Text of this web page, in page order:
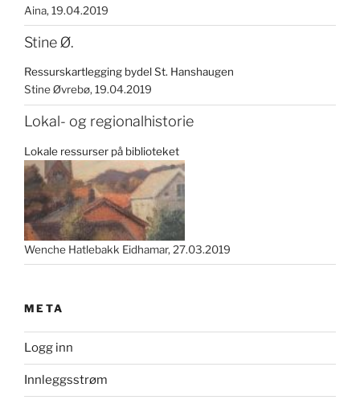
Aina 19.04.2019
Stine Ø.
Ressurskartlegging bydel St. Hanshaugen
Stine Øvrebø 19.04.2019
Lokal- og regionalhistorie
Lokale ressurser på biblioteket
Wenche Hatlebakk Eidhamar 27.03.2019
META
Logg inn
Innleggsstrøm